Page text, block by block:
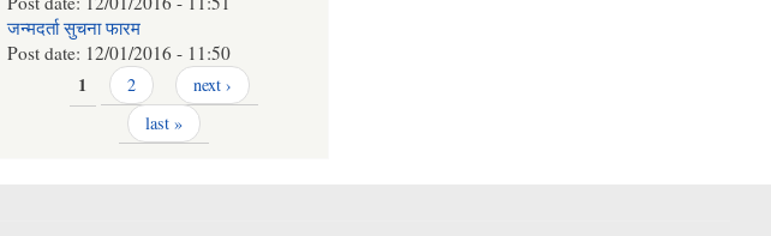
जन्मदर्ता सुचना फारम
Post date: 12/01/2016 - 11:50
1 2
next ›
last »